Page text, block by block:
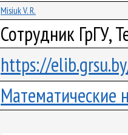
Misiuk V. R.
Сотрудник ГрГУ,
https://
Математические